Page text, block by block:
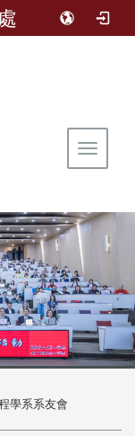
Toggle
學系系友會